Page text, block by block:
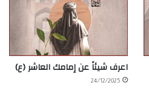
اعرف شيئاً عن إمامك العاشر (ع)
24/12/2025